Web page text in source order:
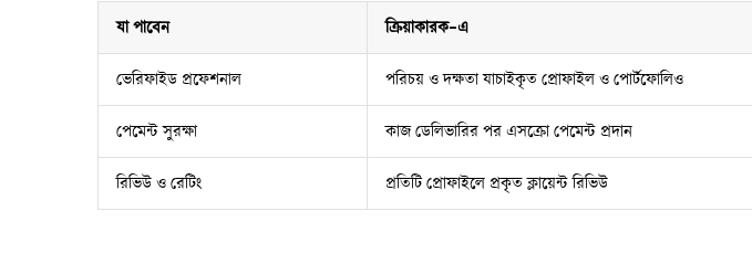
যা পাবেন ক্রিয়াকারক-এ
ভেরিফাইড প্রফেশনাল পরিচয় ও দক্ষতা যাচাইকৃত প্রোফাইল ও পোর্টফোলিও
পেমেন্ট সুরক্ষা কাজ ডেলিভারির পর এসক্রো পেমেন্ট প্রদান
রিভিউ ও রেটিং প্রতিটি প্রোফাইলে প্রকৃত ক্লায়েন্ট রিভিউ